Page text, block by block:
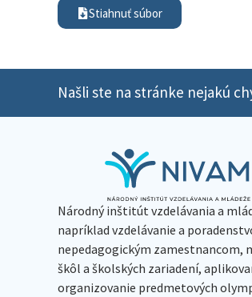
Stiahnuť súbor
Našli ste na stránke nejakú
Národný inštitút vzdelávania a
napríklad vzdelávanie a
nepedagogickým zamestnancom,
škôl a školských zariadení,
organizovanie predmetových